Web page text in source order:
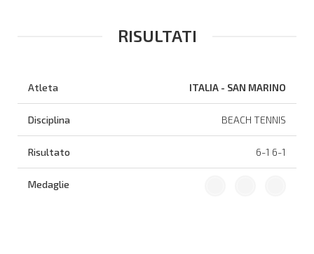
RISULTATI
ATLETA RISULTATO MEDAGLIE
ITALIA - SAN MARINO
BEACH TENNIS
6-1 6-1